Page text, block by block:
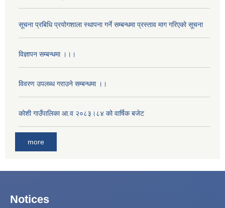
सूचना प्रबिधि प्रयोगशाला स्थापना गर्ने सम्बन्धमा प्रस्ताव माग गरिएको सूचना
विज्ञापन सम्बन्धमा ।।।
विवरण उपलब्ध गराउने सम्बन्धमा ।।
कोशी गाउँपालिका आ.व २०८३।८४ को वार्षिक बजेट
more
Notices